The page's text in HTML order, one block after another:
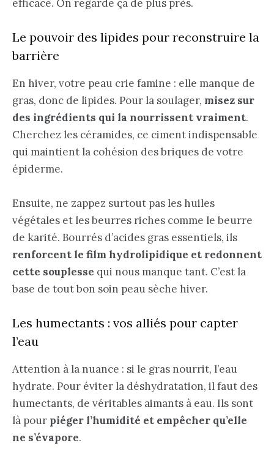
efficace. On regarde ça de plus près.
Le pouvoir des lipides pour reconstruire la
barrière
En hiver, votre peau crie famine : elle manque de
gras, donc de lipides. Pour la soulager, misez sur
des ingrédients qui la nourrissent vraiment.
Cherchez les céramides, ce ciment indispensable
qui maintient la cohésion des briques de votre
épiderme.
Ensuite, ne zappez surtout pas les huiles
végétales et les beurres riches comme le beurre
de karité. Bourrés d’acides gras essentiels, ils
renforcent le film hydrolipidique et redonnent
cette souplesse qui nous manque tant. C’est la
base de tout bon soin peau sèche hiver.
Les humectants : vos alliés pour capter
l’eau
Attention à la nuance : si le gras nourrit, l’eau
hydrate. Pour éviter la déshydratation, il faut des
humectants, de véritables aimants à eau. Ils sont
là pour piéger l’humidité et empêcher qu’elle
ne s’évapore.